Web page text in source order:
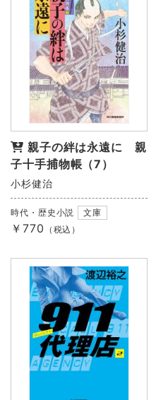
親子の絆は永遠に 親
子十手捕物帳（7）
小杉健治
時代・歴史小説 文庫
￥770 （税込）